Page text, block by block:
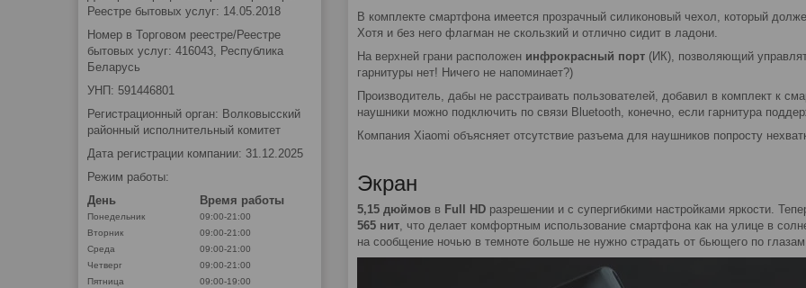
В комплекте смартфона имеется прозрачный силиконовый чехол, который
Хотя и без него флагман не скользкий и отлично сидит в ладони.
На верхней грани расположен инфрокрасный порт (ИК), позволяющий
гарнитуры нет! Ничего не напоминает?)
Производитель, дабы не расстраивать пользователей, добавил в комплект к
наушники можно подключить по связи Bluetooth, конечно, если гарнитура
Компания Xiaomi объясняет отсутствие разъема для наушников попросту
Экран
5,15 дюймов в Full HD разрешении и с супергибкими настройками яркости.
565 нит, что делает комфортным использование смартфона как на улице в
на сообщение ночью в темноте больше не нужно страдать от бьющего по
Реестре бытовых услуг: 14.05.2018
Номер в Торговом реестре/Реестре
бытовых услуг: 416043, Республика
Беларусь
УНП: 591446801
Регистрационный орган: Волковысский
районный исполнительный комитет
Дата регистрации компании: 31.12.2025
Режим работы:
День
Время работы
Понедельник
09:00-21:00
Вторник
09:00-21:00
Среда
09:00-21:00
Четверг
09:00-21:00
Пятница
09:00-19:00